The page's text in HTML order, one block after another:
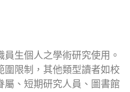
生個人之學術研究使用。
圍限制，其他類型讀者如校
屬、短期研究人員、圖書館